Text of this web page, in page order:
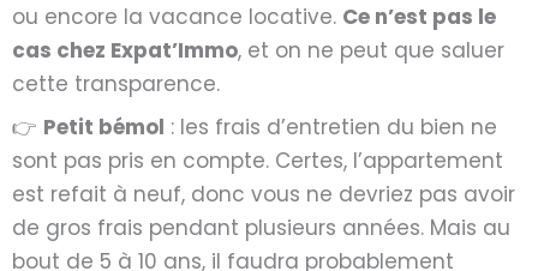
ou encore la vacance locative. Ce n’est pas le
cas chez Expat’Immo, et on ne peut que saluer
cette transparence.
👉 Petit bémol : les frais d’entretien du bien ne
sont pas pris en compte. Certes, l’appartement
est refait à neuf, donc vous ne devriez pas avoir
de gros frais pendant plusieurs années. Mais au
bout de 5 à 10 ans, il faudra probablement